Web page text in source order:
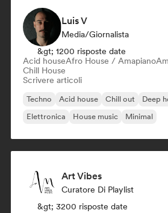
Luis V
Media/Giornalista
&gt; 1200 risposte date
Acid houseAfro House / Amapiano
Chill House
Scrivere articoli
Techno Acid house Chill out Deep
Elettronica
House music Minimal
Art Vibes
Curatore Di Playlist
&gt; 3200 risposte date